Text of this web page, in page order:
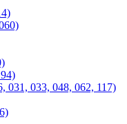
031, 033, 048, 062, 117)